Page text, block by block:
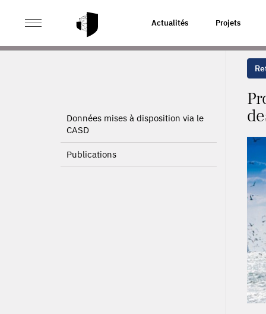
Actualités Projets
ACCUEIL PROJET ANNUEL DE
Données mises à disposition via le
CASD
Publications